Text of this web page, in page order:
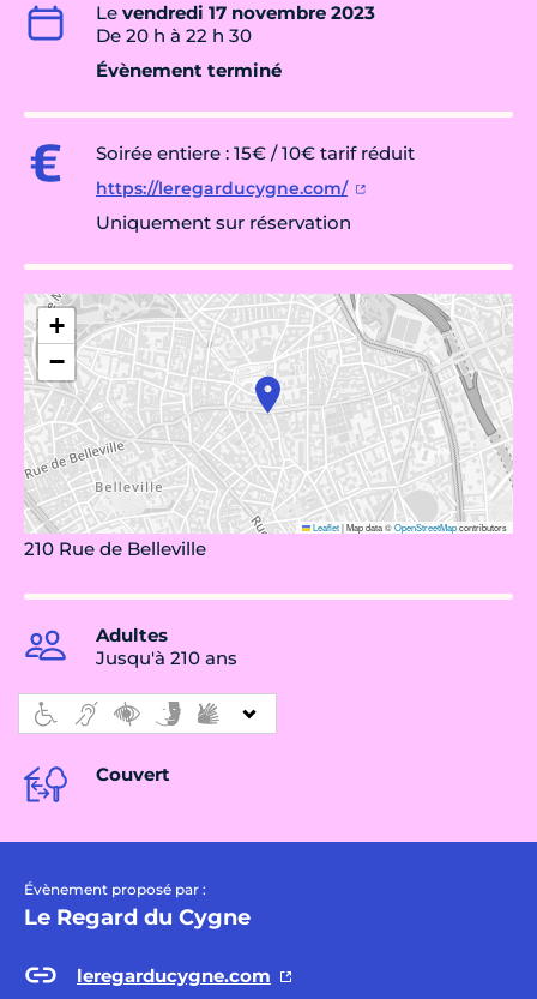
Le vendredi 17 novembre 2023
De 20 h à 22 h 30
Évènement terminé
Soirée entiere : 15€ / 10€ tarif réduit
https://leregarducygne.com/
Uniquement sur réservation
+
−
Leaflet|Map data ©OpenStreetMapcontributors
210 Rue de Belleville
Adultes
Jusqu'à 210 ans
Couvert
Évènement proposé par :
Le Regard du Cygne
leregarducygne.com